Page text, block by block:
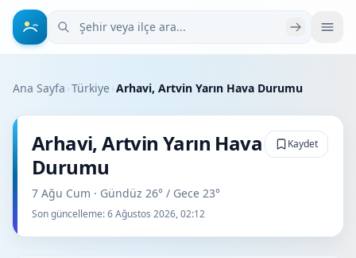
Şehir veya ilçe ara
Ana Sayfa ›Türkiye›Arhavi, Artvin Yarın Hava Durumu
Arhavi, Artvin Yarın Hava
Durumu
7 Ağu Cum · Gündüz 26° / Gece 23°
Son güncelleme:6 Ağustos 2026, 02:12
Kaydet